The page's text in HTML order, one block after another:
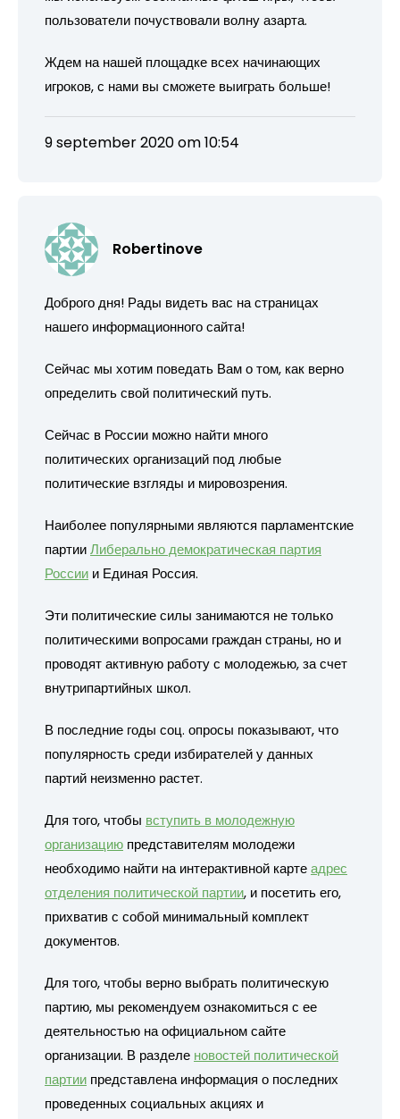
пользователи почуствовали волну азарта.
Ждем на нашей площадке всех начинающих
игроков, с нами вы сможете выиграть больше!
9 september 2020 om 10:54
Robertinove
Доброго дня! Рады видеть вас на страницах
нашего информационного сайта!
Сейчас мы хотим поведать Вам о том, как верно
определить свой политический путь.
Сейчас в России можно найти много
политических организаций под любые
политические взгляды и мировозрения.
Наиболее популярными являются парламентские
партииЛиберально демократическая партия
России и Единая Россия.
Эти политические силы занимаются не только
политическими вопросами граждан страны, но и
проводят активную работу с молодежью, за счет
внутрипартийных школ.
В последние годы соц. опросы показывают, что
популярность среди избирателей у данных
партий неизменно растет.
Для того, чтобы вступить в молодежную
организацию представителям молодежи
необходимо найти на интерактивной картеадрес
отделения политической партии, и посетить его,
прихватив с собой минимальный комплект
документов.
Для того, чтобы верно выбрать политическую
партию, мы рекомендуем ознакомиться с ее
деятельностью на официальном сайте
организации. В разделе новостей политической
партии представлена информация о последних
проведенных социальных акциях и